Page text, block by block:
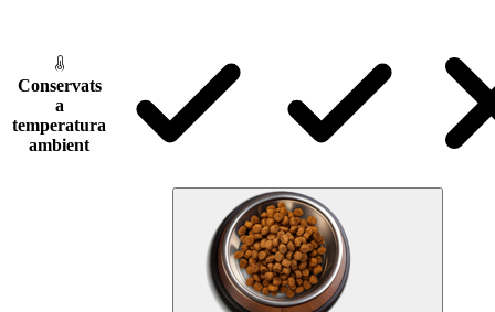
Conservats
a
temperatura
ambient